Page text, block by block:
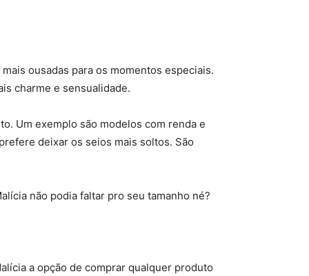
ousadas para os momentos especiais.
charme e sensualidade.
Um exemplo são modelos com renda e
deixar os seios mais soltos. São
não podia faltar pro seu tamanho né?
a opção de comprar qualquer produto